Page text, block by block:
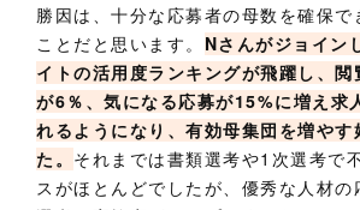
勝因は、十分な応募者の母数を確保で
ことだと思います。 Nさんがジョイン
イトの活用度ランキングが飛躍し、閲
が6％、気になる応募が15%に増え求
れるようになり、有効母集団を増やす
た。 それまでは書類選考や1次選考で
スがほとんどでしたが、優秀な人材